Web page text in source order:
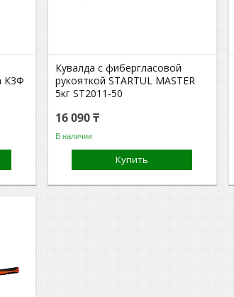
К3Ф
Кувалда с фибергласовой
рукояткой STARTUL MASTER
5кг ST2011-50
16 090 ₸
В наличии
Купить